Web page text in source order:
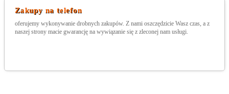
Zakupy na telefon
oferujemy wykonywanie drobnych zakupów. Z nami oszczędzicie Wasz czas, a z
naszej strony macie gwarancję na wywiązanie się z zleconej nam usługi.